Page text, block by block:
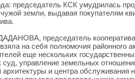
председатель КСК умудрилась
чужой земли, выдавая покупателям
председатель кооператива
на себя полномочия районного
еще нескольких
суд, управление земельных
архитектуры и центра обслуживания